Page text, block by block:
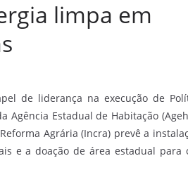
limpa em
de liderança na execução de
Estadual de Habitação
Agrária (Incra) prevê a
e a doação de área estadual para